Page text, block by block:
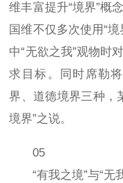
维丰富提升“境界”概
国维不仅多次使用“
中“无欲之我”观物时
求目标。同时席勒
界、道德境界三种，
境界”之说。
05
“有我之境”与“无